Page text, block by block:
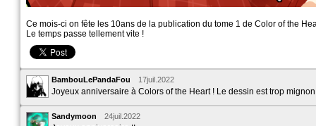
Ce mois-ci on fête les 10ans de la publication du tome 1 de Color of the
Le temps passe tellement vite !
BambouLePandaFou 17juil.2022
Joyeux anniversaire à Colors of the Heart ! Le dessin est trop
Sandymoon 24juil.2022